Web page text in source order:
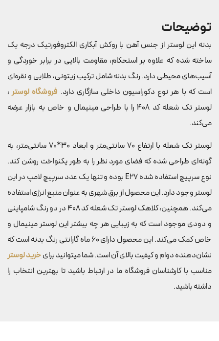
توضیحات
بدنه این لوستر از جنس آهن با روکش آبکاری الکتروفورتیک درجه یک
ساخته شده که علاوه بر استحکام، مقاومت بالایی در برابر خوردگی و
آسیب‌های محیطی دارد. رنگ بدنه شامل ترکیب زیتونی، طلایی و نقره‌ای
است که با هر نوع دکوراسیون داخلی سازگاری دارد. فروشگاه لوستر،
لوستر تک شعله کد 408 را با طراحی مینیمال و خاص به بازار عرضه
می‌کند.
لوستر تک شعله با ارتفاع 70 سانتی‌متر و ابعاد 30*70 سانتی‌متر، به
گونه‌ای طراحی شده که فضای مورد نظر را به طور یکنواخت روشن کند.
نوع سرپیچ استفاده شده E27 بوده و تنها یک عدد سرپیچ لامپ در این
لوستر وجود دارد. این محصول از برق شهری به عنوان منبع انرژی استفاده
می‌کند. همچنین، کلاهک لوستر تک شعله کد 408 در دو رنگ شامپاینی
و دودی موجود است که به زیبایی هر چه بیشتر این لوستر مینیمال و
خاص کمک می‌کند. این محصول دارای 60 ماه گارانتی رنگ بدنه است که
نشان‌دهنده دوام و کیفیت بالای آن است. شما میتوانید برایخرید لوستر
مناسب با کارشناسان فروشگاه ما در ارتباط باشید تا بهترین انتخاب را
داشته باشید.